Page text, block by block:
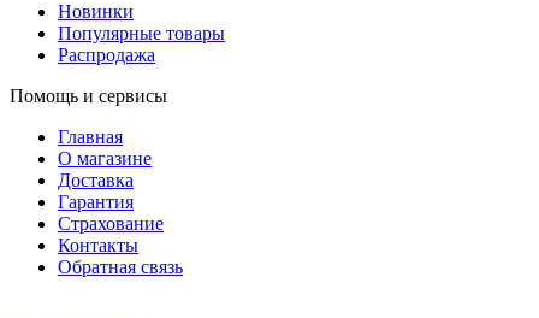
Новинки
Популярные товары
Распродажа
Помощь и сервисы
Главная
О магазине
Доставка
Гарантия
Страхование
Контакты
Обратная связь